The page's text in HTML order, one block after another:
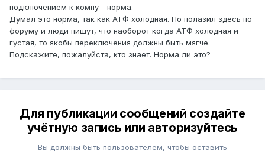
подключением к компу - норма.
Думал это норма, так как АТФ холодная. Но полазил здесь по
форуму и люди пишут, что наоборот когда АТФ холодная и
густая, то якобы переключения должны быть мягче.
Подскажите, пожалуйста, кто знает. Норма ли это?
Для публикации сообщений создайте
учётную запись или авторизуйтесь
Вы должны быть пользователем, чтобы оставить